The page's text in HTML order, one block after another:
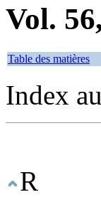
Vol.
Table des matières
Index
R